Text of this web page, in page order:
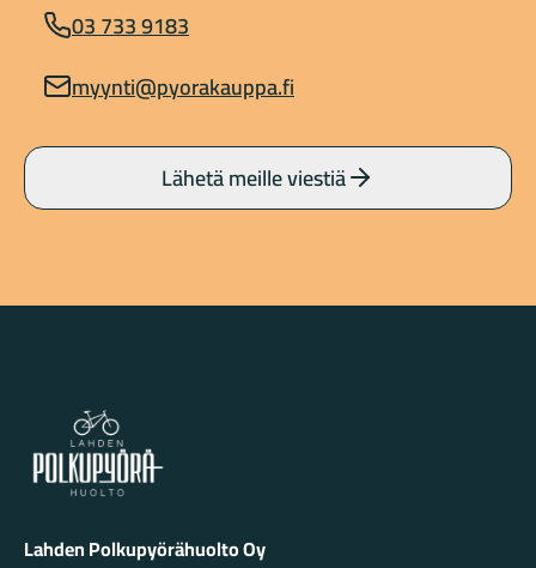
03 733 9183
myynti@pyorakauppa.fi
Lähetä meille viestiä
Lahden Polkupyörähuolto - etusivulle
Lahden Polkupyörähuolto Oy